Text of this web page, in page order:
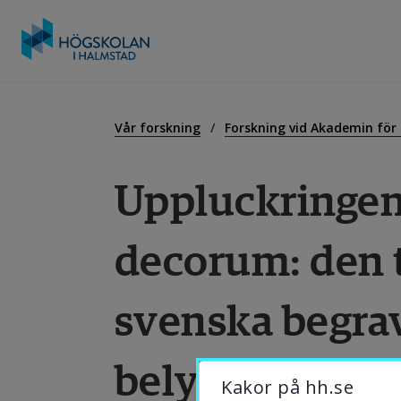
Vår forskning Forskning vid Akademin
decorum:
svenska
belysning
Kakor på hh.se